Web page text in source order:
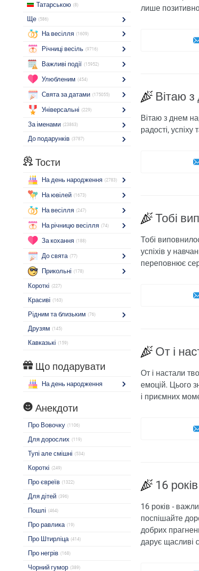
Татарською (8)
Ще (586)
На весілля (1609)
Річниці весіль (9716)
Важливі події (15952)
Улюбленим (454)
Свята за датами (175055)
Універсальні (229)
За іменами (23863)
До подарунків (3787)
Тости
На день народження (2783)
На ювілей (1673)
На весілля (247)
На річницю весілля (74)
За кохання (188)
До свята (77)
Прикольні (178)
Короткі (227)
Красиві (163)
Рідним та близьким (76)
Друзям (145)
Кавказькі (159)
Що подарувати
На день народження
Анекдоти
Про Вовочку (1106)
Для дорослих (119)
Тупі але смішні (534)
Короткі (249)
Про євреїв (1322)
Для дітей (396)
Пошлі (464)
Про равлика (19)
Про Штирліца (414)
Про негрів (168)
Чорний гумор (389)
лише
Вітаю
Вітаю з днем
радості,
Тобі
Тобі
успіхів у
переповнює
От і
От і настали
емоцій. Цього
і приємних
16
16 років -
поспішайте
добрих
дарує щасливі